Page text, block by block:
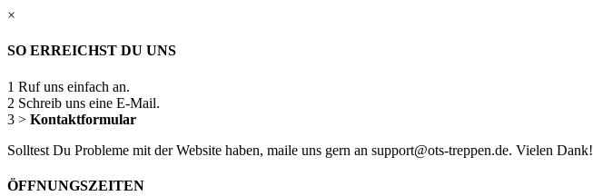
×
SO ERREICHST DU UNS
1 Ruf uns einfach an.
2 Schreib uns eine E-Mail.
3 > Kontaktformular
Solltest Du Probleme mit der Website haben, maile uns gern an support@ots-treppen.de. Vielen Dank!
ÖFFNUNGSZEITEN